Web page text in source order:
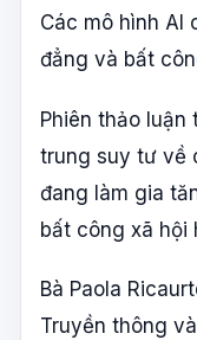
Các mô hình AI
đẳng và bất
Phiên thảo
trung suy tư về
đang làm gia
bất công xã hội
Bà Paola
Truyền thông